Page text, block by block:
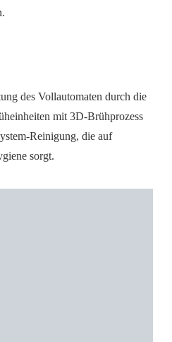
des Vollautomaten durch die
mit 3D-Brühprozess
Reinigung, die auf
sorgt.